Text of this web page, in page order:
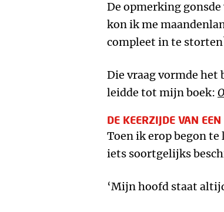
De opmerking
kon ik me
compleet in te
Die vraag vormde
leidde tot mijn boek:
DE KEERZIJDE VAN
Toen ik erop begon
iets soortgelijks
‘Mijn hoofd staat